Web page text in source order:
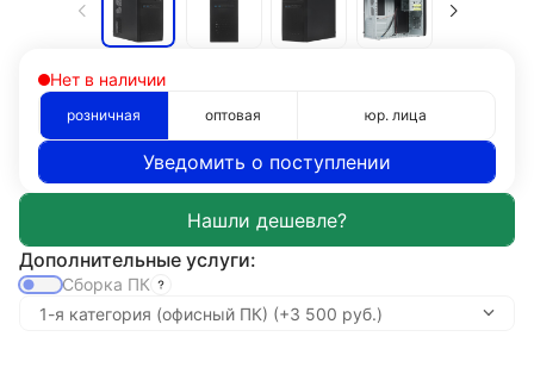
Нет в наличии
розничная оптовая юр. лица
Уведомить о поступлении
Дополнительные услуги:
Сборка ПК